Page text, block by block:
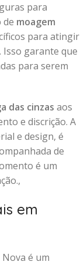
para
de moagem
para atingir
Isso garante que
para serem
das cinzas aos
e discrição. A
e design, é
de
é um
em
é um